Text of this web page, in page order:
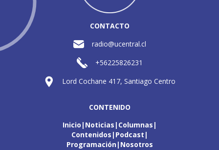
CONTACTO
radio@ucentral.cl
+56225826231
Lord Cochane 417, Santiago Centro
CONTENIDO
Inicio Noticias Columnas
Contenidos Podcast
Programación Nosotros